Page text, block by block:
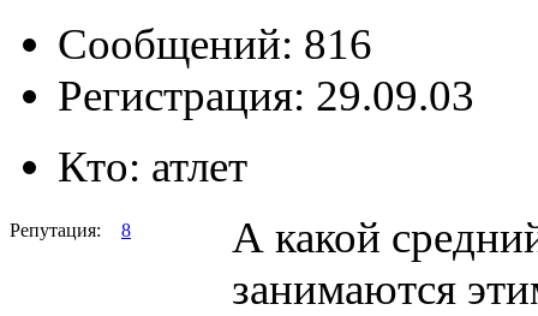
Сообщений: 816
Регистрация: 29.09.03
Кто: атлет
Репутация: 8
А какой
занимаются